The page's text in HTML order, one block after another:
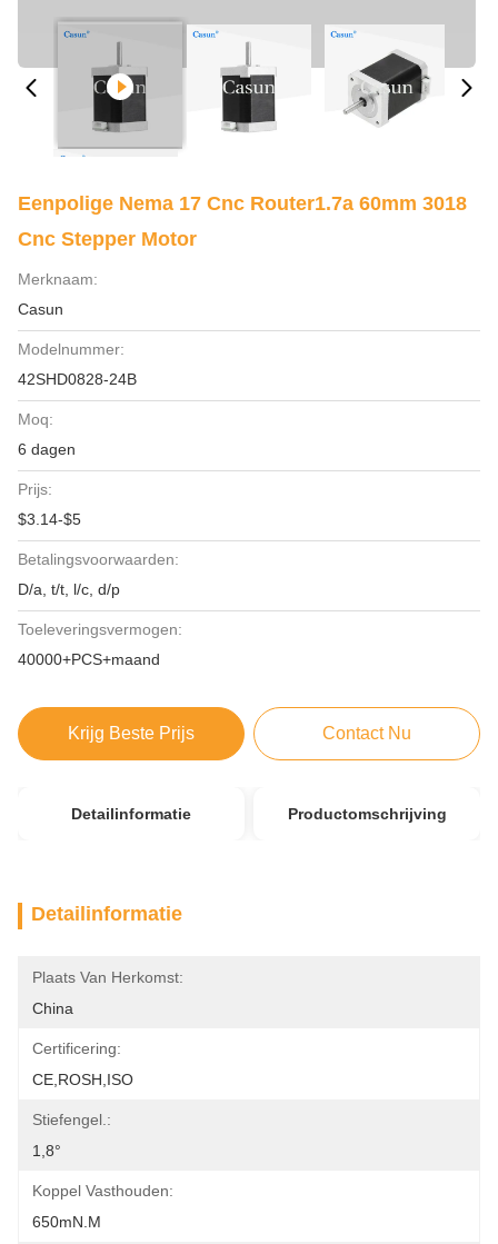
Eenpolige Nema 17 Cnc Router1.7a 60mm 3018
Cnc Stepper Motor
Merknaam:
Casun
Modelnummer:
42SHD0828-24B
Moq:
6 dagen
Prijs:
$3.14-$5
Betalingsvoorwaarden:
D/a, t/t, l/c, d/p
Toeleveringsvermogen:
40000+PCS+maand
Krijg Beste Prijs Contact Nu
Detailinformatie Productomschrijving
Detailinformatie
Plaats Van Herkomst:
China
Certificering:
CE,ROSH,ISO
Stiefengel.:
1,8°
Koppel Vasthouden:
650mN.m